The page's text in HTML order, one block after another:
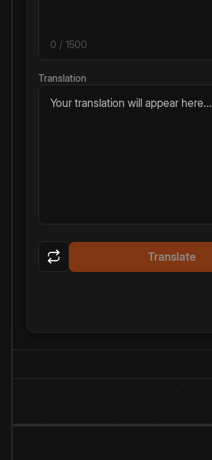
0 / 1500
Translation
Your translation will appear here...
Translate